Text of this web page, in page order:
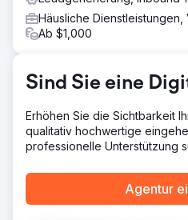
erheblichen Änderungen bei
Anrufanfragen. Von 50 Leads
Häusliche Dienstleistungen,
Ab $1,000
Sind Sie eine
Erhöhen Sie die Sichtbarkeit
qualitativ hochwertige
professionelle Unterstützung
Agentur